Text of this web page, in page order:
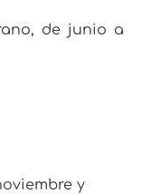
de junio a
y